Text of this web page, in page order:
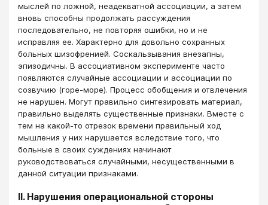
мыслей по ложной, неадекватной ассоциации, а затем
вновь способны продолжать рассуждения
последовательно, не повторяя ошибки, но и не
исправляя ее. Характерно для довольно сохранных
больных шизофренией. Соскальзывания внезапны,
эпизодичны. В ассоциативном эксперименте часто
появляются случайные ассоциации и ассоциации по
созвучию (горе-море). Процесс обобщения и отвлечения
не нарушен. Могут правильно синтезировать материал,
правильно выделять существенные признаки. Вместе с
тем на какой-то отрезок времени правильный ход
мышления у них нарушается вследствие того, что
больные в своих суждениях начинают
руководствоваться случайными, несущественными в
данной ситуации признаками.
II. Нарушения операциональной стороны